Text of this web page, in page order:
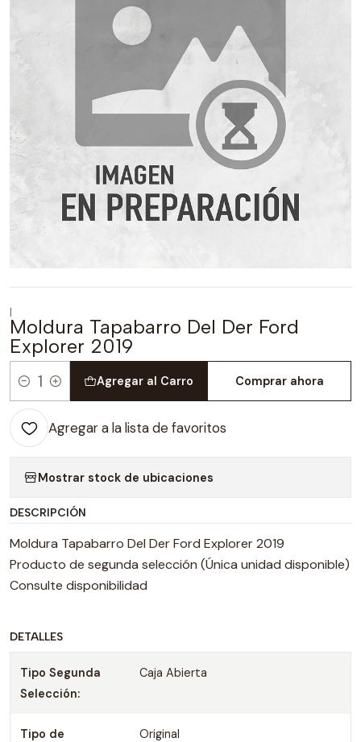
|
Moldura Tapabarro Del Der Ford
Explorer 2019
Cantidad
Agregar al Carro Comprar ahora
Agregar a la lista de favoritos
Mostrar stock de ubicaciones
DESCRIPCIÓN
Moldura Tapabarro Del Der Ford Explorer 2019
Producto de segunda selección (Única unidad disponible)
Consulte disponibilidad
DETALLES
Tipo Segunda
Selección:
Caja Abierta
Tipo de
Original